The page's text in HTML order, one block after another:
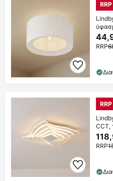
RRP
CCT,
RRP